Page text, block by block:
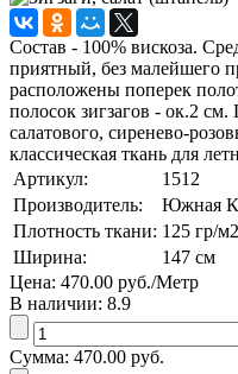
Состав - 100% вискоза.
приятный, без малейшего
расположены поперек
полосок зигзагов - ок.2
салатового, сиренево-
классическая ткань для
Артикул:
1512
Производитель:
Южная
Плотность ткани: 125 гр/м2
Ширина:
147 см
Цена: 470.00 руб./Метр
В наличии: 8.9
Сумма: 470.00 руб.